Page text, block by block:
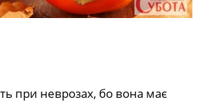
при неврозах, бо вона має